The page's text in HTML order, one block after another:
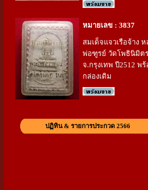
หมายเลข : 3837
สมเด็จแจวเรือจ้าง ห
พ่อฑูรย์ วัดโพธินิมิต
จ.กรุงเทพ ปี2512 พร้
กล่องเดิม
ปฏิทิน & รายการประกวด 2566